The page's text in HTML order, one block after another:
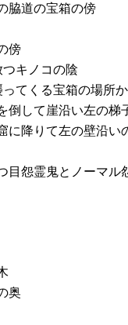
脇道の宝箱の傍
傍
キノコの陰
てくる宝箱の場所
倒して崖沿い左の梯
に降りて左の壁沿い
目怨霊鬼とノーマル
奥